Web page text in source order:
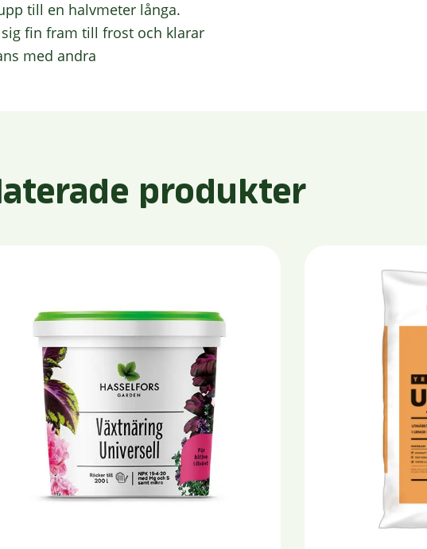
till en halvmeter långa.
fin fram till frost och klarar
med andra
produkter